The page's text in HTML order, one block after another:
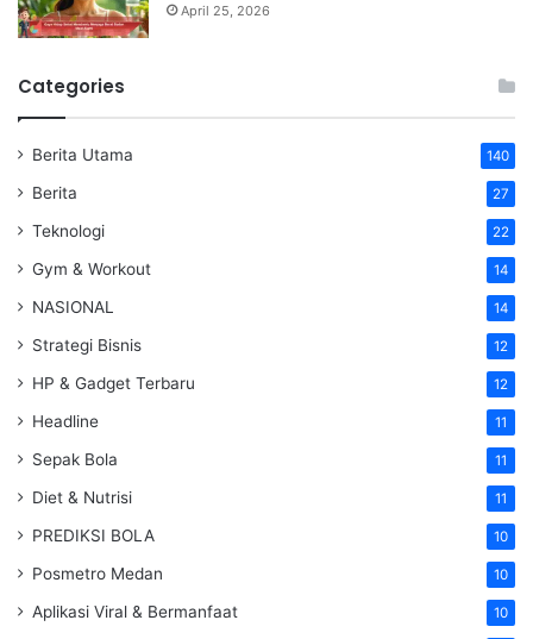
April 25, 2026
Categories
Berita Utama 140
Berita 27
Teknologi 22
Gym & Workout 14
NASIONAL 14
Strategi Bisnis 12
HP & Gadget Terbaru 12
Headline 11
Sepak Bola 11
Diet & Nutrisi 11
PREDIKSI BOLA 10
Posmetro Medan 10
Aplikasi Viral & Bermanfaat 10